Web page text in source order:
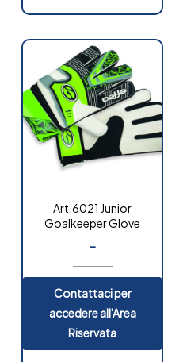
Art.6021 Junior
Goalkeeper Glove
-
Contattaci per
accedere all'Area
Riservata